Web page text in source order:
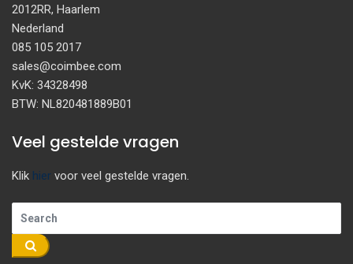
2012RR, Haarlem
Nederland
085 105 2017
sales@coimbee.com
KvK: 34328498
BTW: NL820481889B01
Veel gestelde vragen
Klik hier voor veel gestelde vragen.